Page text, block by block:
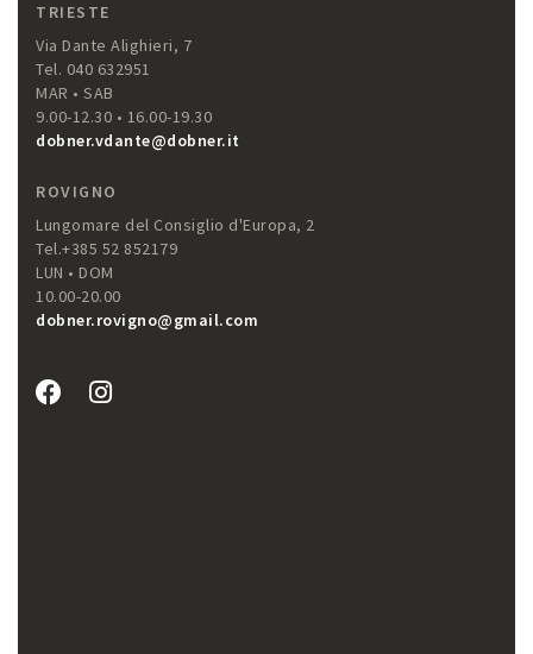
TRIESTE
Via Dante Alighieri, 7
Tel. 040 632951
MAR • SAB
9.00-12.30 • 16.00-19.30
dobner.vdante@dobner.it
ROVIGNO
Lungomare del Consiglio d'Europa, 2
Tel.+385 52 852179
LUN • DOM
10.00-20.00
dobner.rovigno@gmail.com